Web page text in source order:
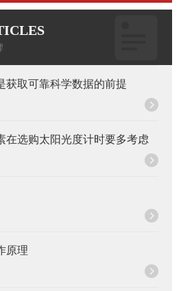
获取可靠科学数据的前提
在选购太阳光度计时要多考虑
原理